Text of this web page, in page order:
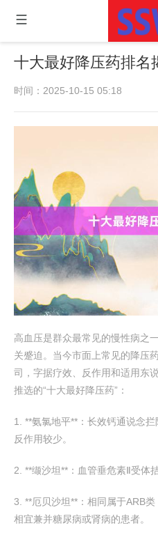
十大最好降压药排名
时间：2025-10-15 05:18
高血压是群众最常见的慢性病之
关蹙迫。当今市面上常见的降压
司，字据疗效、反作用和适用东
推选的“十大最好降压药”：
1. **氨氯地平**：长效钙通说念
反作用较少。
2. **缬沙坦**：血管垂危素Ⅱ受体
3. **厄贝沙坦**：相同属于ARB类
相宜兼并糖尿病或肾病的患者。